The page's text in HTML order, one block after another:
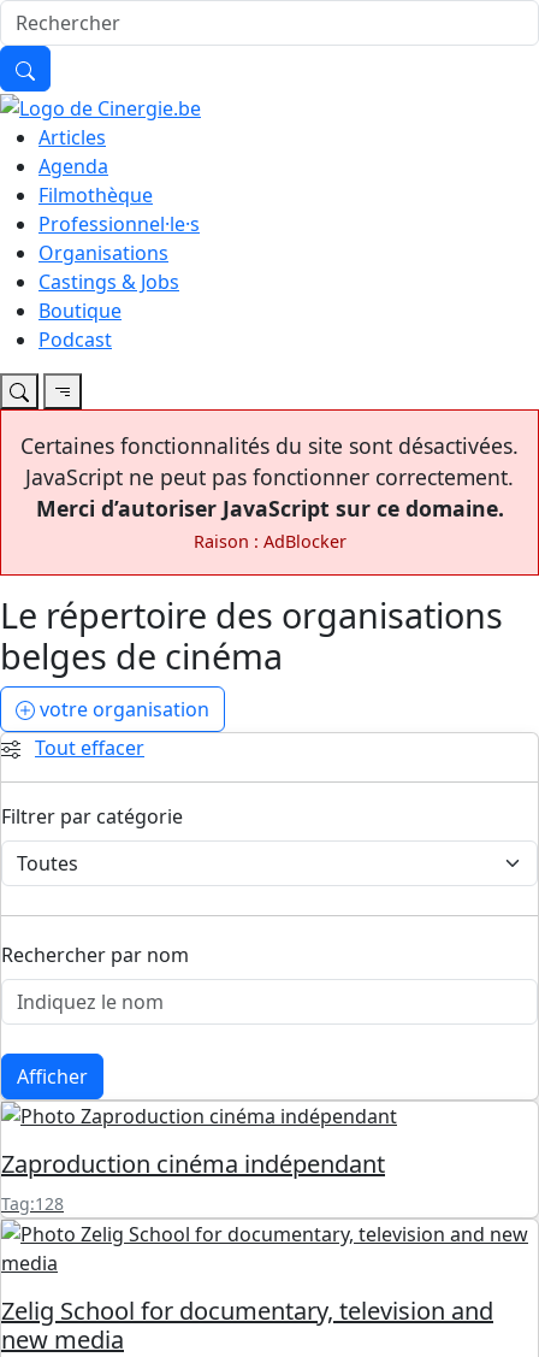
Articles
Agenda
Filmothèque
Professionnel·le·s
Organisations
Castings & Jobs
Boutique
Podcast
Certaines fonctionnalités du site sont désactivées.
JavaScript ne peut pas fonctionner correctement.
Merci d’autoriser JavaScript sur ce domaine.
Raison : AdBlocker
Le répertoire des organisations
belges de cinéma
votre organisation
Tout effacer
Filtrer par catégorie
Rechercher par nom
Afficher
Zaproduction cinéma indépendant
Tag:128
Zelig School for documentary, television and
new media